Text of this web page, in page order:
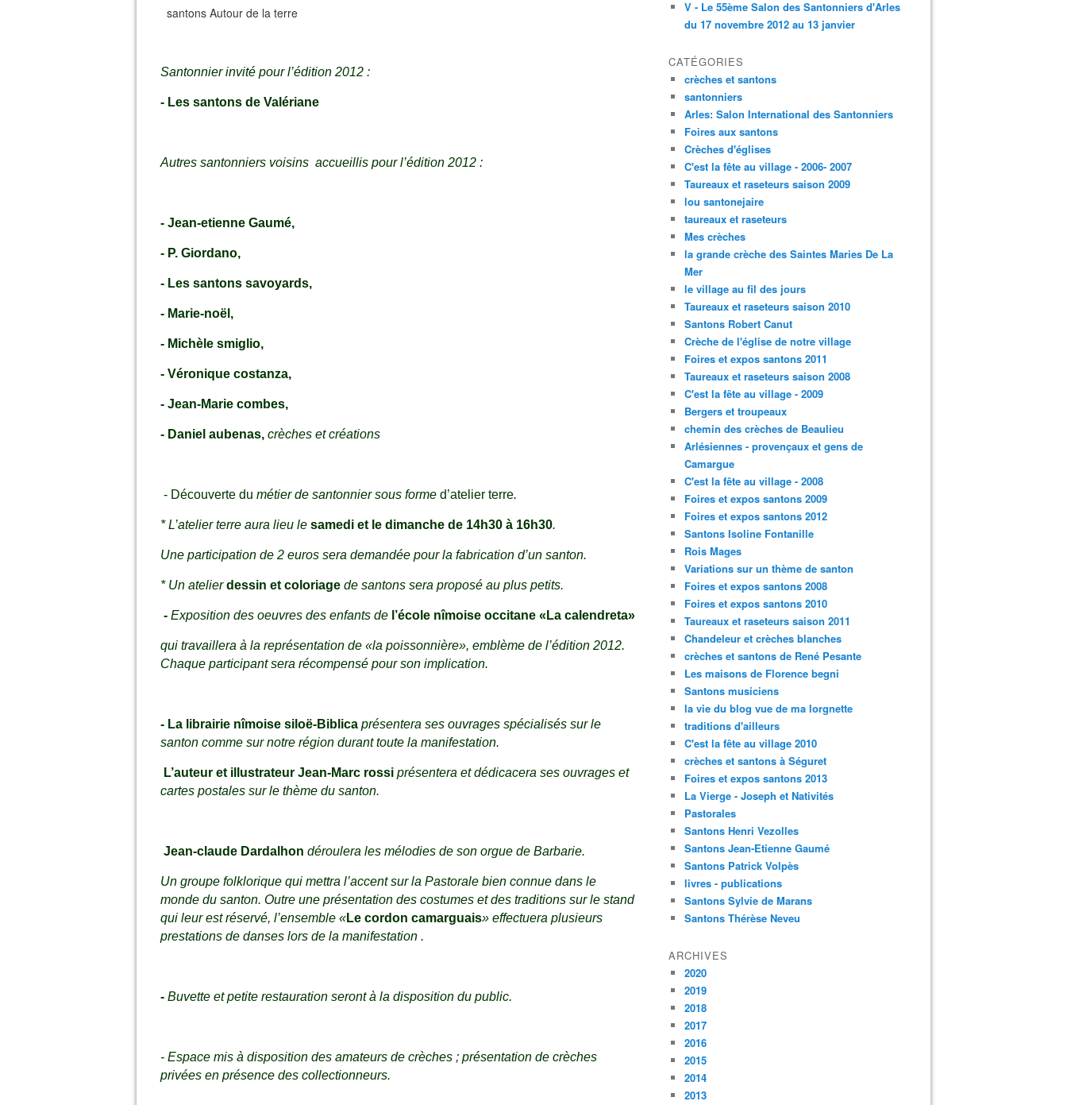
santons Autour de la terre
Santonnier invité pour l’édition 2012 :
- Les santons de Valériane
Autres santonniers voisins accueillis pour l’édition 2012 :
- Jean-etienne Gaumé,
- P. Giordano,
- Les santons savoyards,
- Marie-noël,
- Michèle smiglio,
- Véronique costanza,
- Jean-Marie combes,
- Daniel aubenas, crèches et créations
- Découverte du métier de santonnier sous forme d’atelier terre.
* L’atelier terre aura lieu le samedi et le dimanche de 14h30 à 16h30.
Une participation de 2 euros sera demandée pour la fabrication d’un santon.
* Un atelier dessin et coloriage de santons sera proposé au plus petits.
- Exposition des oeuvres des enfants de l’école nîmoise occitane «La calendreta»
qui travaillera à la représentation de «la poissonnière», emblème de l’édition 2012.
Chaque participant sera récompensé pour son implication.
- La librairie nîmoise siloë-Biblica présentera ses ouvrages spécialisés sur le
santon comme sur notre région durant toute la manifestation.
L’auteur et illustrateur Jean-Marc rossi présentera et dédicacera ses ouvrages et
cartes postales sur le thème du santon.
Jean-claude Dardalhon déroulera les mélodies de son orgue de Barbarie.
Un groupe folklorique qui mettra l’accent sur la Pastorale bien connue dans le
monde du santon. Outre une présentation des costumes et des traditions sur le stand
qui leur est réservé, l’ensemble «Le cordon camarguais» effectuera plusieurs
prestations de danses lors de la manifestation .
- Buvette et petite restauration seront à la disposition du public.
- Espace mis à disposition des amateurs de crèches ; présentation de crèches
privées en présence des collectionneurs.
V - Le 55ème Salon des Santonniers d'Arles
du 17 novembre 2012 au 13 janvier
CATÉGORIES
crèches et santons
santonniers
Arles: Salon International des Santonniers
Foires aux santons
Crèches d'églises
C'est la fête au village - 2006- 2007
Taureaux et raseteurs saison 2009
lou santonejaire
taureaux et raseteurs
Mes crèches
la grande crèche des Saintes Maries De La
Mer
le village au fil des jours
Taureaux et raseteurs saison 2010
Santons Robert Canut
Crèche de l'église de notre village
Foires et expos santons 2011
Taureaux et raseteurs saison 2008
C'est la fête au village - 2009
Bergers et troupeaux
chemin des crèches de Beaulieu
Arlésiennes - provençaux et gens de
Camargue
C'est la fête au village - 2008
Foires et expos santons 2009
Foires et expos santons 2012
Santons Isoline Fontanille
Rois Mages
Variations sur un thème de santon
Foires et expos santons 2008
Foires et expos santons 2010
Taureaux et raseteurs saison 2011
Chandeleur et crèches blanches
crèches et santons de René Pesante
Les maisons de Florence begni
Santons musiciens
la vie du blog vue de ma lorgnette
traditions d'ailleurs
C'est la fête au village 2010
crèches et santons à Séguret
Foires et expos santons 2013
La Vierge - Joseph et Nativités
Pastorales
Santons Henri Vezolles
Santons Jean-Etienne Gaumé
Santons Patrick Volpès
livres - publications
Santons Sylvie de Marans
Santons Thérèse Neveu
ARCHIVES
2020
2019
2018
2017
2016
2015
2014
2013